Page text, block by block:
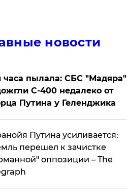
новости
часа пылала: СБС "Мадяра"
С-400 недалеко от
Путина у Геленджика
Путина усиливается:
перешел к зачистке
оппозиции – The